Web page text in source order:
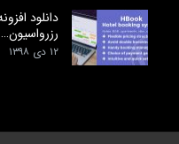
رزرواسیون…
۱۲ دی ۱۳۹۸